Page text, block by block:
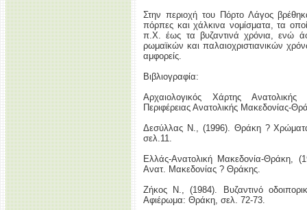
Στην περιοχή του Πόρτο Λάγος
πόρπες και χάλκινα νομίσματα, τα
π.Χ. έως τα βυζαντινά χρόνια, ενώ
ρωμαϊκών και παλαιοχριστιανικών
αμφορείς.
Βιβλιογραφία:
Αρχαιολογικός Χάρτης
Περιφέρειας Ανατολικής Μακεδονίας-
Δεσύλλας Ν., (1996). Θράκη ?
σελ.11.
Ελλάς-Ανατολική Μακεδονία-Θράκη,
Ανατ. Μακεδονίας ? Θράκης.
Ζήκος Ν., (1984). Βυζαντινό
Αφιέρωμα: Θράκη, σελ. 72-73.